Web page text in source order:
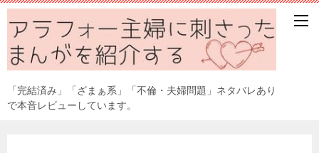
「完結済み」「ざまぁ系」「不倫・夫婦問題」ネタバレあり
で本音レビューしています。